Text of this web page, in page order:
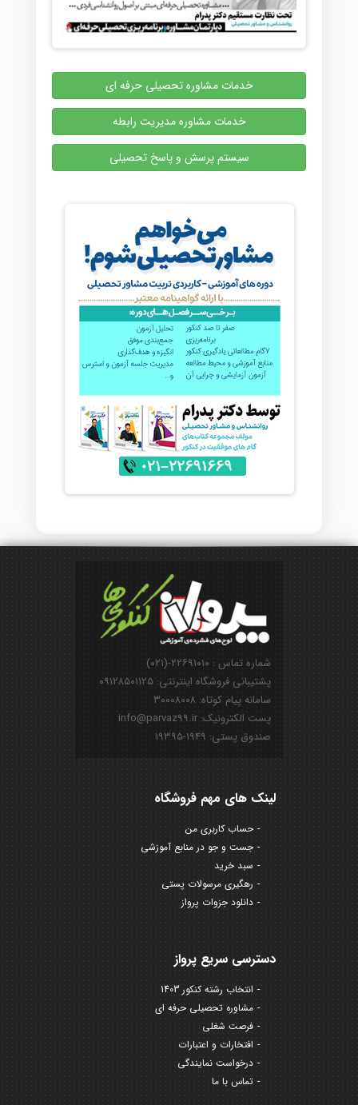
خدمات مشاوره تحصیلی حرفه ای
خدمات مشاوره مدیریت رابطه
سیستم پرسش و پاسخ تحصیلی
شماره تماس : ۲۲۶۹۱۰۱۰-(۰۲۱)
پشتیبانی فروشگاه اینترنتی: ۰۹۱۲۸۵۰۱۱۲۵
سامانه پیام کوتاه: ۳۰۰۰۸۰۰۸
پست الکترونیک: info@parvaz99.ir
صندوق پستی: ۱۹۴۹-۱۹۳۹۵
لینک های مهم فروشگاه
حساب کاربری من
جست و جو در منابع آموزشی
سبد خرید
رهگیری مرسولات پستی
دانلود جزوات پرواز
دسترسی سریع پرواز
انتخاب رشته کنکور 1403
مشاوره تحصیلی حرفه ای
فرصت شغلی
افتخارات و اعتبارات
درخواست نمایندگی
تماس با ما